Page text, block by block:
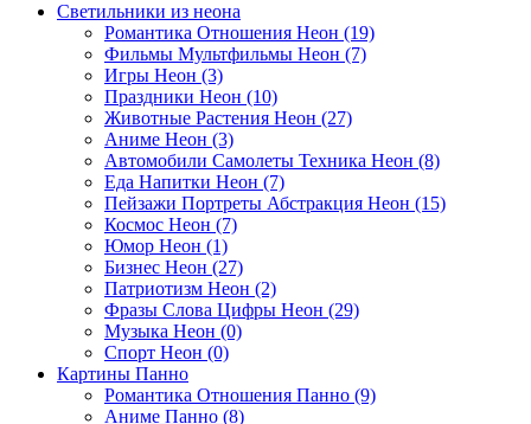
Светильники из неона
Романтика Отношения Неон (19)
Фильмы Мультфильмы Неон (7)
Игры Неон (3)
Праздники Неон (10)
Животные Растения Неон (27)
Аниме Неон (3)
Автомобили Самолеты Техника Неон (8)
Еда Напитки Неон (7)
Пейзажи Портреты Абстракция Неон (15)
Космос Неон (7)
Юмор Неон (1)
Бизнес Неон (27)
Патриотизм Неон (2)
Фразы Слова Цифры Неон (29)
Музыка Неон (0)
Спорт Неон (0)
Картины Панно
Романтика Отношения Панно (9)
Аниме Панно (8)